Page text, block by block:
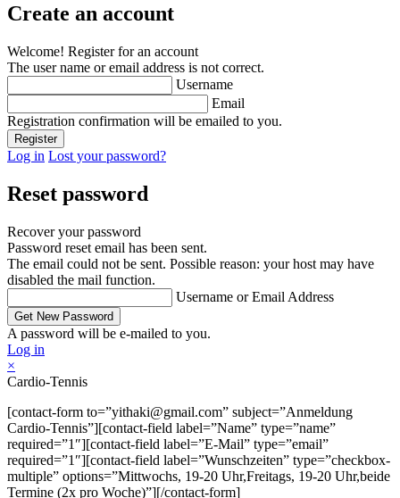
Create an account
Welcome! Register for an account
The user name or email address is not correct.
Username
Email
Registration confirmation will be emailed to you.
Log in Lost your password?
Reset password
Recover your password
Password reset email has been sent.
The email could not be sent. Possible reason: your host may have
disabled the mail function.
Username or Email Address
A password will be e-mailed to you.
Log in
×
Cardio-Tennis
[contact-form to=”yithaki@gmail.com” subject=”Anmeldung
Cardio-Tennis”][contact-field label=”Name” type=”name”
required=”1″][contact-field label=”E-Mail” type=”email”
required=”1″][contact-field label=”Wunschzeiten” type=”checkbox-
multiple” options=”Mittwochs, 19-20 Uhr,Freitags, 19-20 Uhr,beide
Termine (2x pro Woche)”][/contact-form]